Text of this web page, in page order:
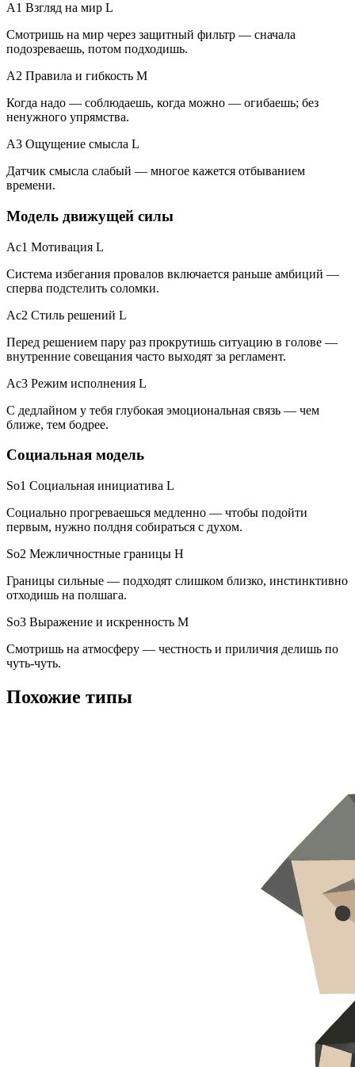
A1 Взгляд на мир L
Смотришь на мир через защитный фильтр — сначала
подозреваешь, потом подходишь.
A2 Правила и гибкость M
Когда надо — соблюдаешь, когда можно — огибаешь; без
ненужного упрямства.
A3 Ощущение смысла L
Датчик смысла слабый — многое кажется отбыванием
времени.
Модель движущей силы
Ac1 Мотивация L
Система избегания провалов включается раньше амбиций —
сперва подстелить соломки.
Ac2 Стиль решений L
Перед решением пару раз прокрутишь ситуацию в голове —
внутренние совещания часто выходят за регламент.
Ac3 Режим исполнения L
С дедлайном у тебя глубокая эмоциональная связь — чем
ближе, тем бодрее.
Социальная модель
So1 Социальная инициатива L
Социально прогреваешься медленно — чтобы подойти
первым, нужно полдня собираться с духом.
So2 Межличностные границы H
Границы сильные — подходят слишком близко, инстинктивно
отходишь на полшага.
So3 Выражение и искренность M
Смотришь на атмосферу — честность и приличия делишь по
чуть-чуть.
Похожие типы